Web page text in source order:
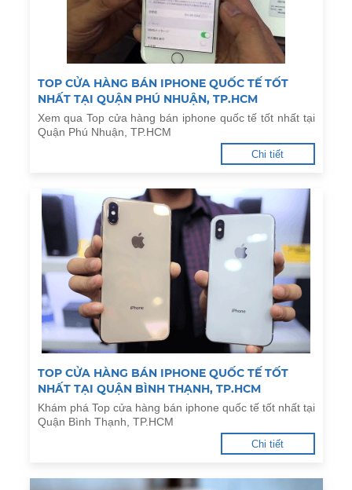
TOP CỬA HÀNG BÁN IPHONE QUỐC TẾ TỐT
NHẤT TẠI QUẬN PHÚ NHUẬN, TP.HCM
Xem qua Top cửa hàng bán iphone quốc tế tốt nhất tại
Quận Phú Nhuận, TP.HCM
Chi tiết
TOP CỬA HÀNG BÁN IPHONE QUỐC TẾ TỐT
NHẤT TẠI QUẬN BÌNH THẠNH, TP.HCM
Khám phá Top cửa hàng bán iphone quốc tế tốt nhất tại
Quận Bình Thạnh, TP.HCM
Chi tiết